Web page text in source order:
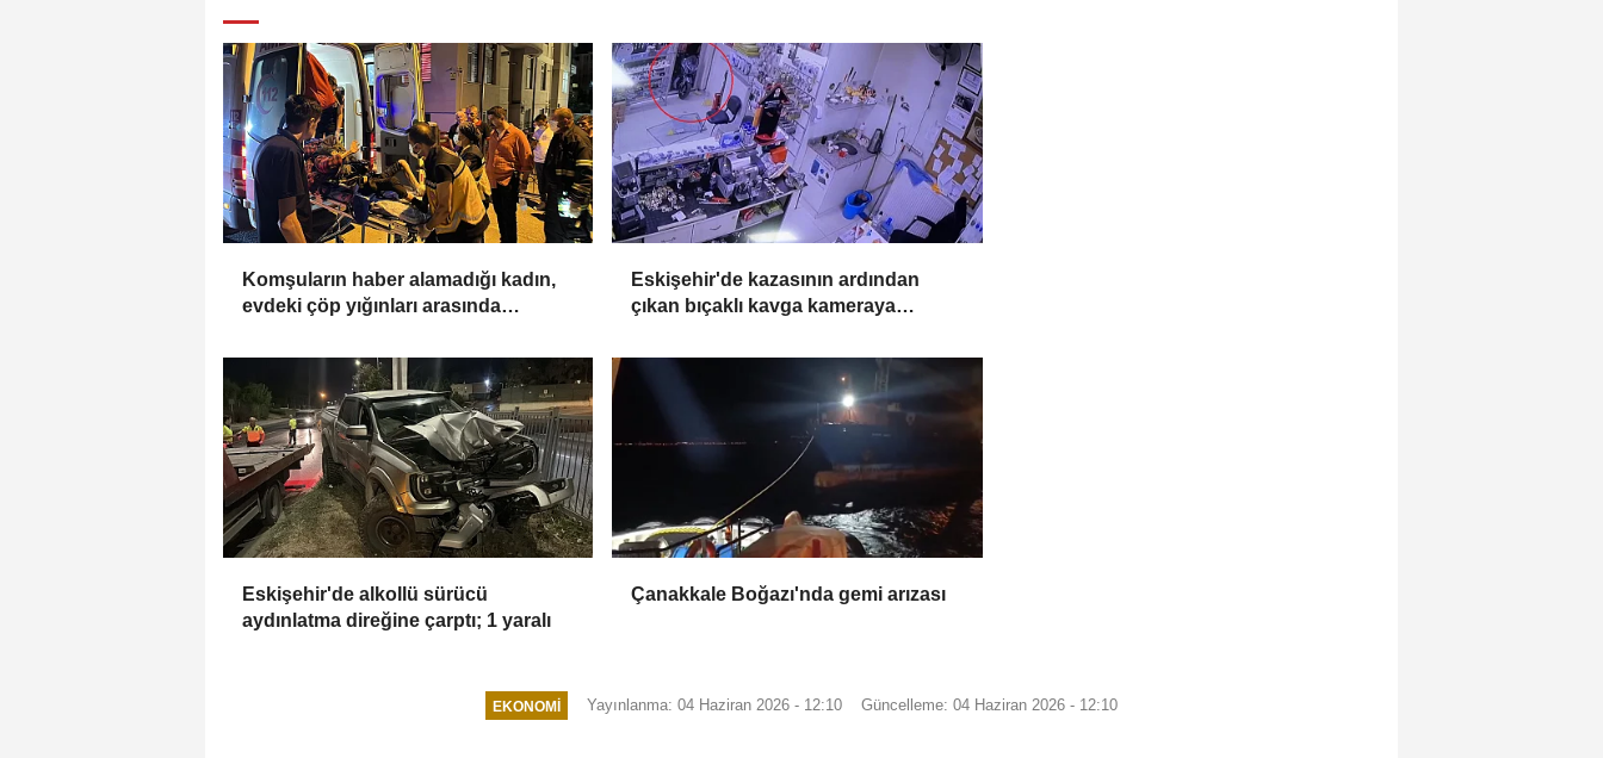
Komşuların haber alamadığı kadın,
evdeki çöp yığınları arasında
Eskişehir'de kazasının ardından
çıkan bıçaklı kavga kameraya
Eskişehir'de alkollü sürücü
aydınlatma direğine çarptı; 1 yaralı
Çanakkale Boğazı'nda gemi arızası
EKONOMI Yayınlanma: 04 Haziran 2026 - 12:10 Güncelleme: 04 Haziran 2026 - 12:10